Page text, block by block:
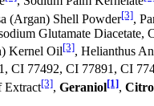
(Argan) Shell Powder[3],
Glutamate Diacetate,
Kernel Oil[3], Helianthus
CI 77492, CI 77891, CI
Extract[3], Geraniol[1],